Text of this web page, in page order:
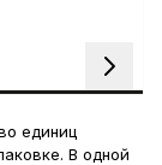
единиц
В одной